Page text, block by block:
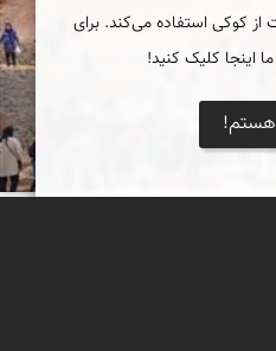
از کوکی استفاده می‌کند. برای
اینجا کلیک کنید!
هستم!